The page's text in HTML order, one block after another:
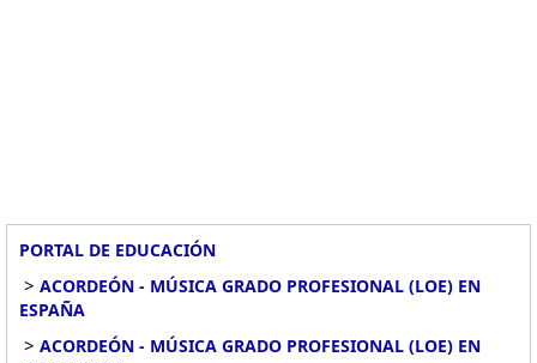
PORTAL DE EDUCACIÓN
> ACORDEÓN - MÚSICA GRADO PROFESIONAL (LOE) EN
ESPAÑA
> ACORDEÓN - MÚSICA GRADO PROFESIONAL (LOE) EN